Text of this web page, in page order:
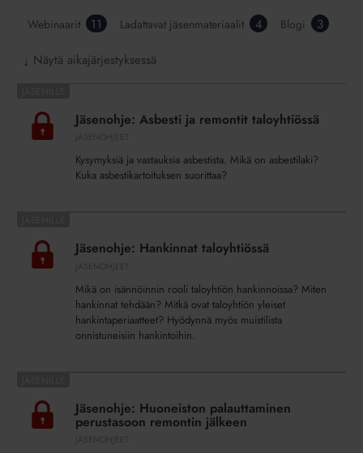
Webinaarit 11 Ladattavat jäsenmateriaalit 4 Blogi 3
↓ Näytä aikajärjestyksessä
Asbesti
Jäsenohje: Asbesti ja remontit taloyhtiössä
Kysymyksiä ja vastauksia asbestista. Mikä on asbestilaki?
Kuka asbestikartoituksen suorittaa?
Hankinnat
taloyhtiössä
Jäsenohje: Hankinnat taloyhtiössä
Mikä on isännöinnin rooli taloyhtiön hankinnoissa? Miten
hankinnat tehdään? Mitkä ovat taloyhtiön yleiset
hankintaperiaatteet? Hyödynnä myös muistilista
onnistuneisiin hankintoihin.
Huoneiston
palauttaminen
perustasoon
Jäsenohje: Huoneiston palauttaminen
perustasoon remontin jälkeen